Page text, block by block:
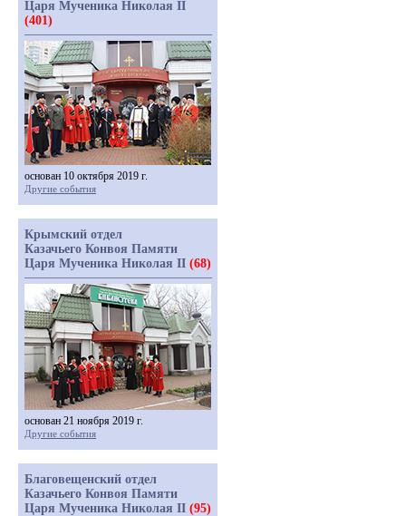
Царя Мученика Николая II
(401)
основан 10 октября 2019 г.
Другие события
Крымский отдел
Казачьего Конвоя Памяти
Царя Мученика Николая II (68)
основан 21 ноября 2019 г.
Другие события
Благовещенский отдел
Казачьего Конвоя Памяти
Царя Мученика Николая II (95)